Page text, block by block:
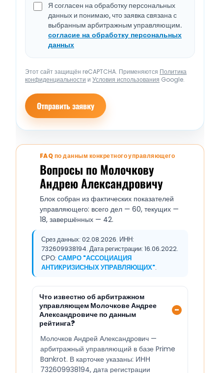
Я согласен на обработку персональных
данных и понимаю, что заявка связана с
выбранным арбитражным управляющим.
согласие на обработку персональных
данных
Этот сайт защищён reCAPTCHA. Применяются Политика
конфиденциальности и Условия использования Google.
Отправить заявку
FAQ по данным конкретного управляющего
Вопросы по Молочкову
Андрею Александровичу
Блок собран из фактических показателей
управляющего: всего дел — 60, текущих —
18, завершённых — 42.
Срез данных: 02.08.2026. ИНН:
732609938194. Дата регистрации: 16.06.2022.
СРО: САМРО "АССОЦИАЦИЯ
АНТИКРИЗИСНЫХ УПРАВЛЯЮЩИХ".
Что известно об арбитражном
управляющем Молочкове Андрее
Александровиче по данным
рейтинга?
Молочков Андрей Александрович —
арбитражный управляющий в базе Prime
Bankrot. В карточке указаны: ИНН
732609938194, дата регистрации